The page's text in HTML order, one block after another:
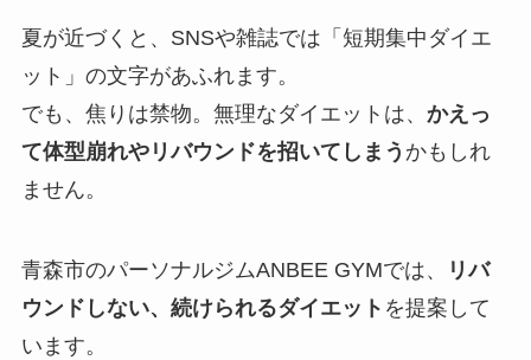
よくあるご質問
ブログ
夏が近づくと、SNSや雑誌では「短期集中ダイエ
ット」の文字があふれます。
でも、焦りは禁物。無理なダイエットは、 かえっ
て体型崩れやリバウンドを招いてしまう かもしれ
ません。
青森市のパーソナルジムANBEE GYMでは、
リバ
ウンドしない、続けられるダイエット を提案して
います。